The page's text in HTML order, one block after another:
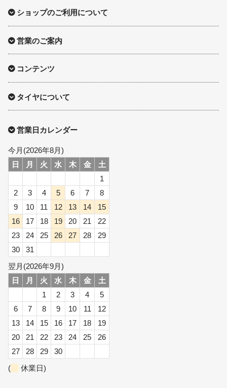
ショップのご利用について
営業のご案内
コンテンツ
タイヤについて
営業日カレンダー
今月(2026年8月)
日
月 火 水 木 金
土
1
2
3 4 5 6 7
8
9
10 11 12 13 14
15
16
17 18 19 20 21
22
23
24 25 26 27 28
29
30
31
翌月(2026年9月)
日
月 火 水 木 金
土
1
2 3 4
5
6
7 8 9 10 11
12
13
14 15 16 17 18
19
20
21 22 23 24 25
26
27
28 29
30
(
休業日)